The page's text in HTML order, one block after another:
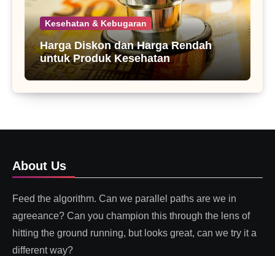
Kesehatan & Kebugaran
Harga Diskon dan Harga Rendah
untuk Produk Kesehatan
About Us
Feed the algorithm. Can we parallel paths are we in
agreeance? Can you champion this through the lens of
hitting the ground running, but looks great, can we try it a
different way?